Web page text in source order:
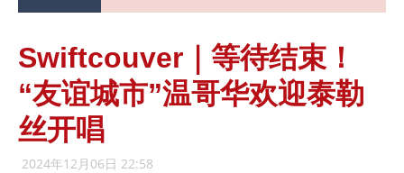
Swiftcouver｜等待结束！
“友谊城市”温哥华欢迎泰勒
丝开唱
2024年12月06日 22:58